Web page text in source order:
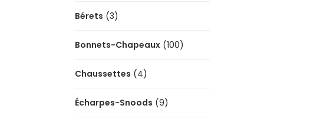
Bérets (3)
Bonnets-Chapeaux (100)
Chaussettes (4)
Écharpes-Snoods (9)